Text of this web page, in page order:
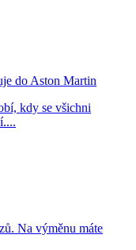
do Aston Martin
kdy se všichni
Na výměnu máte